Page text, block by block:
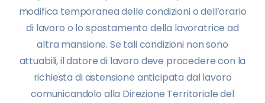
modifica temporanea delle condizioni o dell’orario
di lavoro o lo spostamento della lavoratrice ad
altra mansione. Se tali condizioni non sono
attuabili, il datore di lavoro deve procedere con la
richiesta di astensione anticipata dal lavoro
comunicandolo alla Direzione Territoriale del